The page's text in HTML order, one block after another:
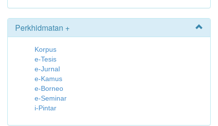
Perkhidmatan +
Korpus
e-Tesis
e-Jurnal
e-Kamus
e-Borneo
e-Seminar
i-Pintar